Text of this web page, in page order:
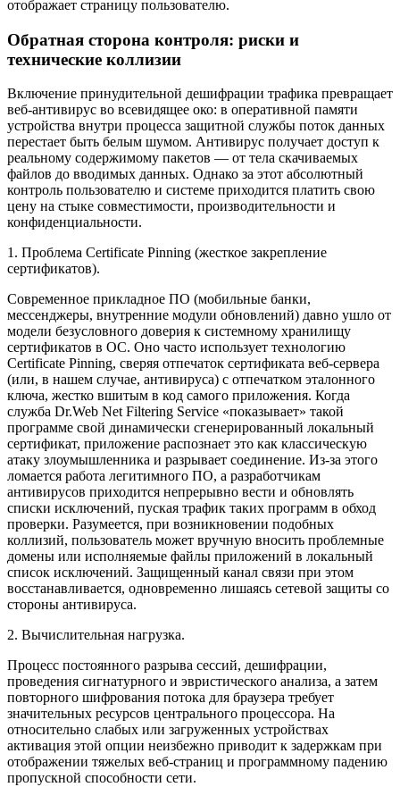
отображает страницу пользователю.
Обратная сторона контроля: риски и
технические коллизии
Включение принудительной дешифрации трафика превращает
веб-антивирус во всевидящее око: в оперативной памяти
устройства внутри процесса защитной службы поток данных
перестает быть белым шумом. Антивирус получает доступ к
реальному содержимому пакетов — от тела скачиваемых
файлов до вводимых данных. Однако за этот абсолютный
контроль пользователю и системе приходится платить свою
цену на стыке совместимости, производительности и
конфиденциальности.
1. Проблема Certificate Pinning (жесткое закрепление
сертификатов).
Современное прикладное ПО (мобильные банки,
мессенджеры, внутренние модули обновлений) давно ушло от
модели безусловного доверия к системному хранилищу
сертификатов в ОС. Оно часто использует технологию
Certificate Pinning, сверяя отпечаток сертификата веб-сервера
(или, в нашем случае, антивируса) с отпечатком эталонного
ключа, жестко вшитым в код самого приложения. Когда
служба Dr.Web Net Filtering Service «показывает» такой
программе свой динамически сгенерированный локальный
сертификат, приложение распознает это как классическую
атаку злоумышленника и разрывает соединение. Из-за этого
ломается работа легитимного ПО, а разработчикам
антивирусов приходится непрерывно вести и обновлять
списки исключений, пуская трафик таких программ в обход
проверки. Разумеется, при возникновении подобных
коллизий, пользователь может вручную вносить проблемные
домены или исполняемые файлы приложений в локальный
список исключений. Защищенный канал связи при этом
восстанавливается, одновременно лишаясь сетевой защиты со
стороны антивируса.
2. Вычислительная нагрузка.
Процесс постоянного разрыва сессий, дешифрации,
проведения сигнатурного и эвристического анализа, а затем
повторного шифрования потока для браузера требует
значительных ресурсов центрального процессора. На
относительно слабых или загруженных устройствах
активация этой опции неизбежно приводит к задержкам при
отображении тяжелых веб-страниц и программному падению
пропускной способности сети.